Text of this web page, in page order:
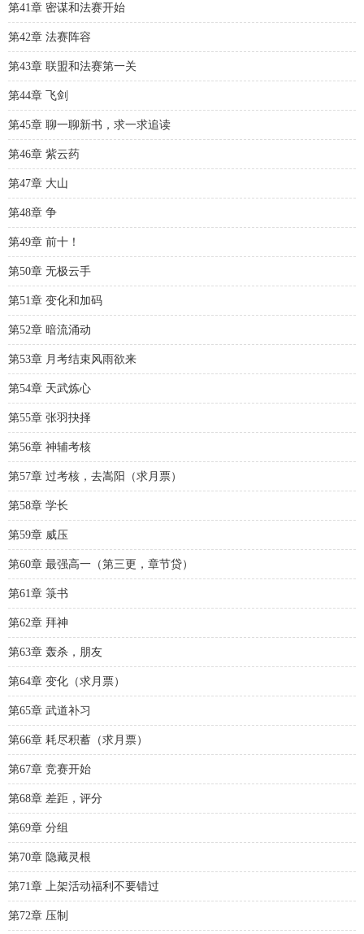
第41章 密谋和法赛开始
第42章 法赛阵容
第43章 联盟和法赛第一关
第44章 飞剑
第45章 聊一聊新书，求一求追读
第46章 紫云药
第47章 大山
第48章 争
第49章 前十！
第50章 无极云手
第51章 变化和加码
第52章 暗流涌动
第53章 月考结束风雨欲来
第54章 天武炼心
第55章 张羽抉择
第56章 神辅考核
第57章 过考核，去嵩阳（求月票）
第58章 学长
第59章 威压
第60章 最强高一（第三更，章节贷）
第61章 箓书
第62章 拜神
第63章 轰杀，朋友
第64章 变化（求月票）
第65章 武道补习
第66章 耗尽积蓄（求月票）
第67章 竞赛开始
第68章 差距，评分
第69章 分组
第70章 隐藏灵根
第71章 上架活动福利不要错过
第72章 压制